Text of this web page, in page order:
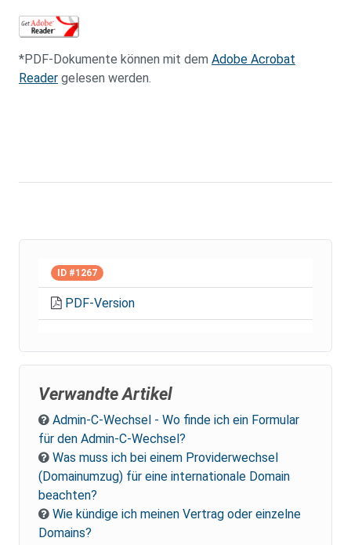
*PDF-Dokumente können mit dem Adobe Acrobat
Reader gelesen werden.
ID #1267
PDF-Version
Verwandte Artikel
Admin-C-Wechsel - Wo finde ich ein Formular
für den Admin-C-Wechsel?
Was muss ich bei einem Providerwechsel
(Domainumzug) für eine internationale Domain
beachten?
Wie kündige ich meinen Vertrag oder einzelne
Domains?